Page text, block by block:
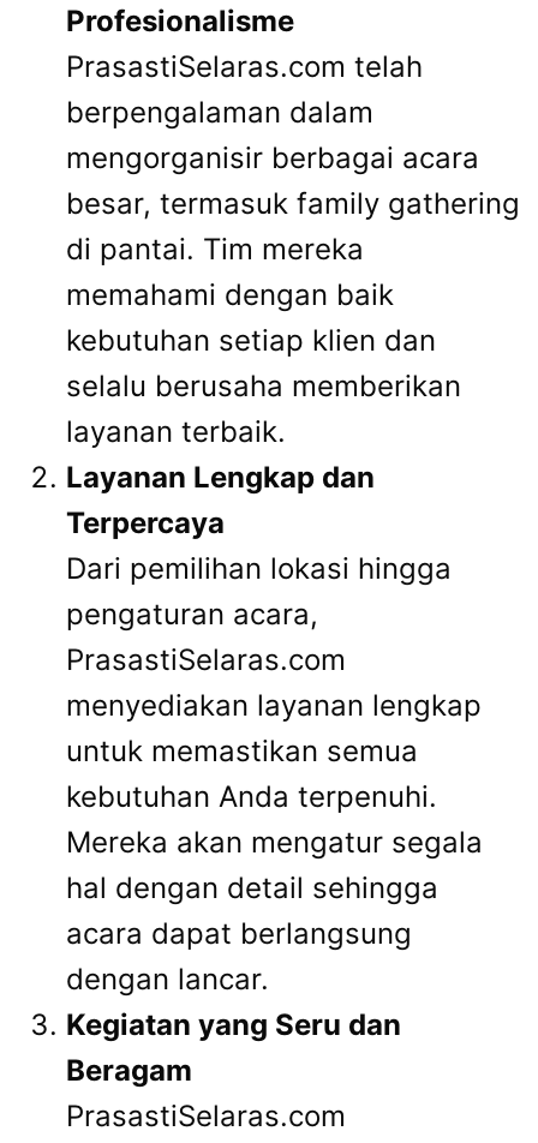
Profesionalisme
PrasastiSelaras.com telah
berpengalaman dalam
mengorganisir berbagai acara
besar, termasuk family gathering
di pantai. Tim mereka
memahami dengan baik
kebutuhan setiap klien dan
selalu berusaha memberikan
layanan terbaik.
Layanan Lengkap dan
Terpercaya
Dari pemilihan lokasi hingga
pengaturan acara,
PrasastiSelaras.com
menyediakan layanan lengkap
untuk memastikan semua
kebutuhan Anda terpenuhi.
Mereka akan mengatur segala
hal dengan detail sehingga
acara dapat berlangsung
dengan lancar.
Kegiatan yang Seru dan
Beragam
PrasastiSelaras.com